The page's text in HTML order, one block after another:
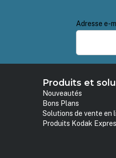
Adresse e-
Produits et
Nouveautés
Bons Plans
Solutions de vente en
Produits Kodak